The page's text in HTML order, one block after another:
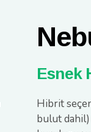
Esnek
Hibrit
bulut